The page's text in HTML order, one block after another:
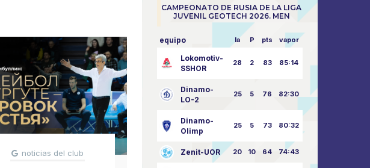
noticias del club noticias del club
CAMPEONATO DE RUSIA DE LA LIGA
JUVENIL GEOTECH 2026. MEN
equipo la P pts vapor
Lokomotiv-
SSHOR
28 2 83 85:14
Dinamo-
LO-2
25 5 76 82:30
Dinamo-
Olimp
25 5 73 80:32
Zenit-UOR 20 10 64 74:43